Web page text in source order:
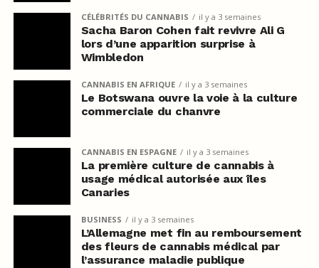
CÉLÉBRITÉS DU CANNABIS il y a 3 semaines
Sacha Baron Cohen fait revivre Ali G
lors d’une apparition surprise à
Wimbledon
CANNABIS EN AFRIQUE il y a 3 semaines
Le Botswana ouvre la voie à la culture
commerciale du chanvre
CANNABIS EN ESPAGNE il y a 3 semaines
La première culture de cannabis à
usage médical autorisée aux îles
Canaries
BUSINESS il y a 3 semaines
L’Allemagne met fin au remboursement
des fleurs de cannabis médical par
l’assurance maladie publique